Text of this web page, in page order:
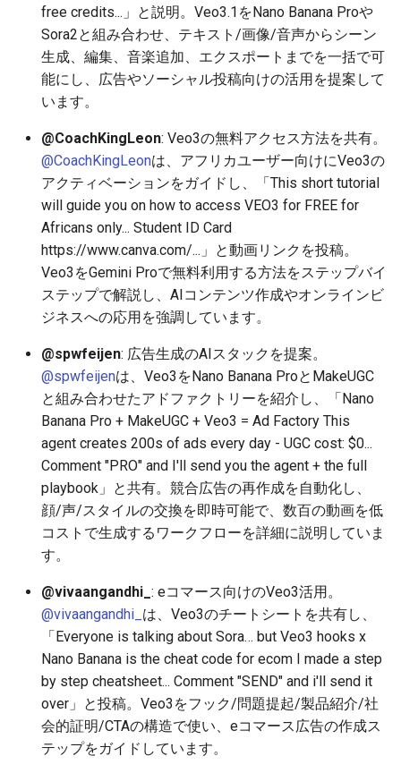
2026-05-24
2026-05-23
2026-05-21
2026-05-20
2026-05-19
2026-05-18
2026-05-17
2026-05-16
2026-05-15
2026-05-14
2026-05-13
2026-05-12
2026-05-11
2026-05-10
2026-05-09
2026-05-08
2025-11-08
2025-11-07
2025-11-05
2025-11-04
2025-11-03
2025-11-02
2025-11-01
2025-10-31
2025-10-30
2025-10-29
2025-10-28
2025-10-27
2025-10-26
2025-10-25
2025-10-24
2025-10-23
2026-05-24
2026-05-23
2026-05-21
2026-05-20
2026-05-19
2026-05-18
2026-05-17
2026-05-16
2026-05-15
2026-05-14
2026-05-13
2026-05-12
2026-05-11
2026-05-10
2026-05-09
2026-05-08
2025-11-08
2025-11-07
2025-11-05
2025-11-04
2025-11-03
2025-11-02
2025-11-01
2025-10-31
2025-10-30
2025-10-29
2025-10-28
2025-10-27
2025-10-26
2025-10-25
2025-10-24
2025-10-23
2026-05-21
2026-05-20
2026-05-18
2026-05-17
2026-05-16
2026-05-15
2026-05-14
2026-05-13
2026-05-12
2026-05-11
2026-05-10
2026-05-09
2026-05-08
2026-05-07
2026-05-06
2026-05-05
2025-11-08
2025-11-07
2025-11-05
2025-11-04
2025-11-03
2025-11-02
2025-11-01
2025-10-31
2025-10-30
2025-10-29
2025-10-28
2025-10-27
2025-10-26
2025-10-25
2025-10-24
2025-10-23
2025-11-08
2025-11-07
2025-11-06
2025-11-05
2025-11-04
2025-11-03
2025-11-02
2025-11-01
2025-10-31
2025-10-30
2025-10-29
2025-10-28
2025-10-27
2025-10-25
2025-10-24
2025-10-23
2025-10-22
2026-05-24
2026-05-23
2026-05-21
2026-05-20
2026-05-18
free credits...」と説明。Veo3.1をNano Banana Proや
Sora2と組み合わせ、テキスト/画像/音声からシーン
生成、編集、音楽追加、エクスポートまでを一括で可
能にし、広告やソーシャル投稿向けの活用を提案して
います。
@CoachKingLeon: Veo3の無料アクセス方法を共有。
@CoachKingLeonは、アフリカユーザー向けにVeo3の
アクティベーションをガイドし、「This short tutorial
will guide you on how to access VEO3 for FREE for
Africans only... Student ID Card
https://www.canva.com/...」と動画リンクを投稿。
Veo3をGemini Proで無料利用する方法をステップバイ
ステップで解説し、AIコンテンツ作成やオンラインビ
ジネスへの応用を強調しています。
@spwfeijen: 広告生成のAIスタックを提案。
@spwfeijenは、Veo3をNano Banana ProとMakeUGC
と組み合わせたアドファクトリーを紹介し、「Nano
Banana Pro + MakeUGC + Veo3 = Ad Factory This
agent creates 200s of ads every day - UGC cost: $0...
Comment "PRO" and I'll send you the agent + the full
playbook」と共有。競合広告の再作成を自動化し、
顔/声/スタイルの交換を即時可能で、数百の動画を低
コストで生成するワークフローを詳細に説明していま
す。
@vivaangandhi_ : eコマース向けのVeo3活用。
@vivaangandhi_ は、Veo3のチートシートを共有し、
「Everyone is talking about Sora… but Veo3 hooks x
Nano Banana is the cheat code for ecom I made a step
by step cheatsheet... Comment "SEND" and i'll send it
over」と投稿。Veo3をフック/問題提起/製品紹介/社
会的証明/CTAの構造で使い、eコマース広告の作成ス
テップをガイドしています。